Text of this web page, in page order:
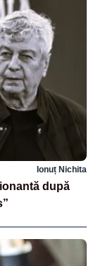
Ionuț Nichita
după